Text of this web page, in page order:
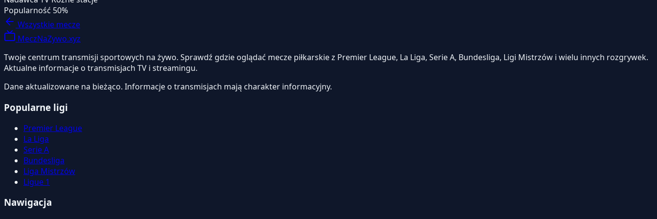
Popularność 50%
Wszystkie mecze
MeczNaZywo.xyz
Twoje centrum transmisji sportowych na żywo. Sprawdź gdzie oglądać mecze piłkarskie z Premier League, La Liga, Serie A, Bundesliga, Ligi Mistrzów i wielu innych rozgrywek.
Aktualne informacje o transmisjach TV i streamingu.
Dane aktualizowane na bieżąco. Informacje o transmisjach mają charakter informacyjny.
Popularne ligi
Premier League
La Liga
Serie A
Bundesliga
Liga Mistrzów
Ligue 1
Nawigacja